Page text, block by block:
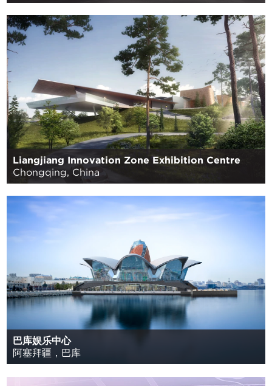
Liangjiang Innovation Zone Exhibition Centre
Chongqing, China
巴库娱乐中心
阿塞拜疆，巴库